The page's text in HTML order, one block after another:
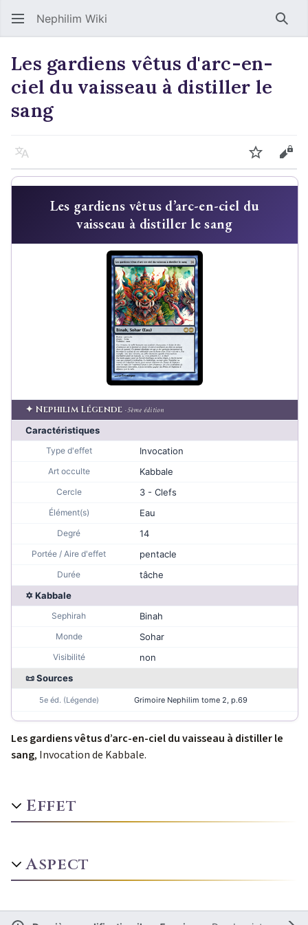
Nephilim Wiki
Les gardiens vêtus d'arc-en-
ciel du vaisseau à distiller le
sang
Langue Suivre
Les gardiens vêtus d’arc-en-ciel du
vaisseau à distiller le sang
✦ Nephilim Légende · 5ème édition
Caractéristiques
Type d'effet Invocation
Art occulte Kabbale
Cercle 3 - Clefs
Élément(s) Eau
Degré 14
Portée / Aire d'effet pentacle
Durée
tâche
✡ Kabbale
Sephirah Binah
Monde Sohar
Visibilité
non
📜 Sources
5e éd. (Légende) Grimoire Nephilim tome 2, p.69
Les gardiens vêtus d’arc-en-ciel du vaisseau à distiller le
sang, Invocation de Kabbale.
Effet
Aspect